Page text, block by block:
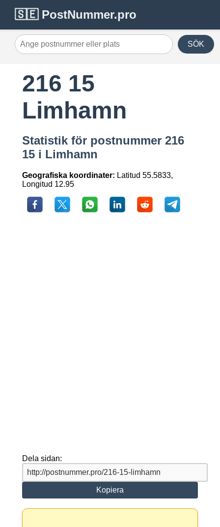
🇸🇪 PostNummer.pro
SÖK
216 15
Limhamn
Statistik för postnummer 216
15 i Limhamn
Geografiska koordinater: Latitud 55.5833,
Longitud 12.95
Dela sidan:
Kopiera